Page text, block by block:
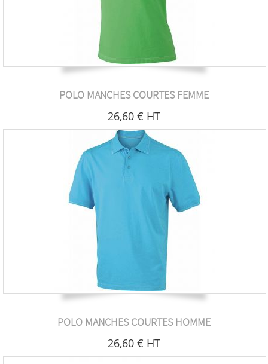
POLO MANCHES COURTES FEMME
26,60 € HT
POLO MANCHES COURTES HOMME
26,60 € HT